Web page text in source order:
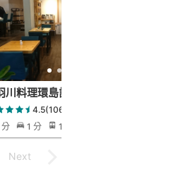
川料理環島計劃
4.5(106)
分
1 分 1 分